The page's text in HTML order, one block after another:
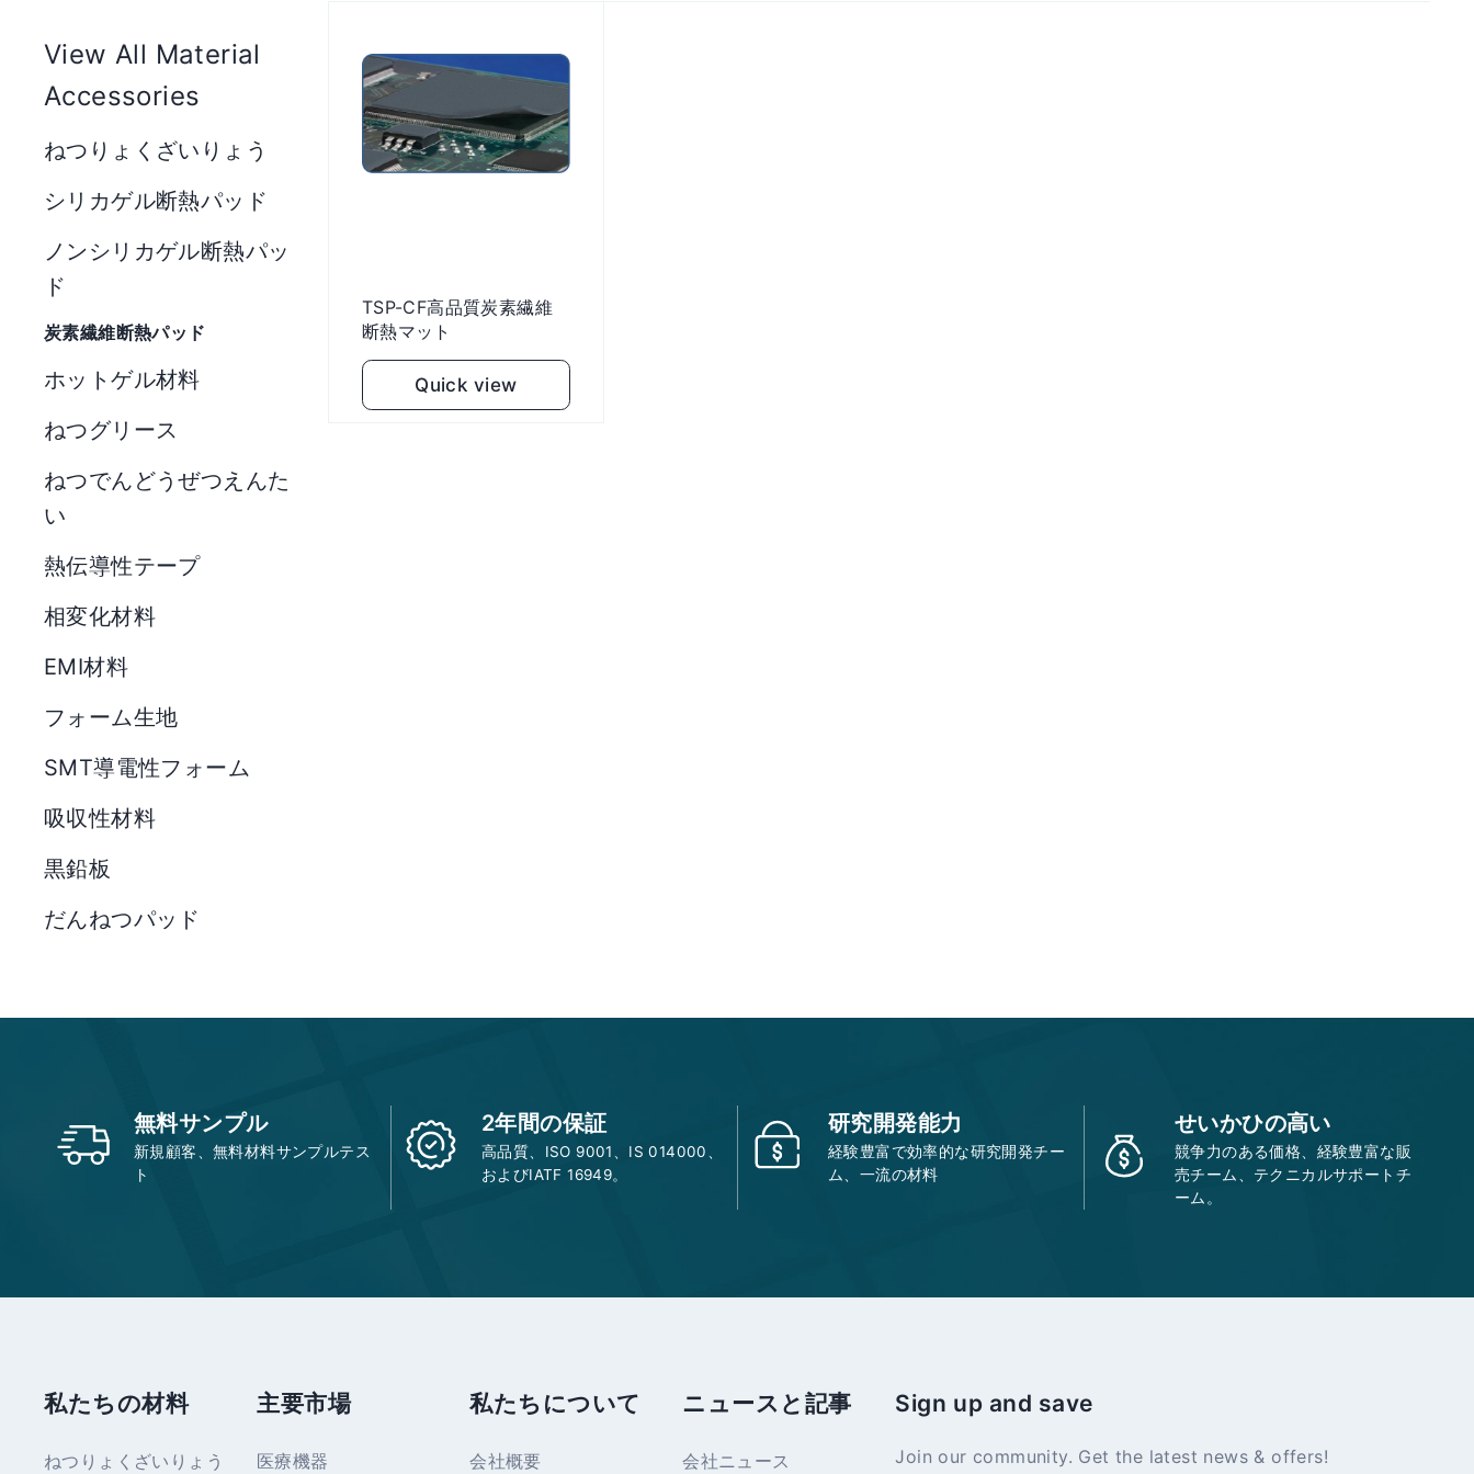
View All Material
Accessories
ねつりょくざいりょう
シリカゲル断熱パッド
ノンシリカゲル断熱パッ
ド
炭素繊維断熱パッド
ホットゲル材料
ねつグリース
ねつでんどうぜつえんた
い
熱伝導性テープ
相変化材料
EMI材料
フォーム生地
SMT導電性フォーム
吸収性材料
黒鉛板
だんねつパッド
TSP-CF高品質炭素繊維
断熱マット
Quick view
無料サンプル
新規顧客、無料材料サンプルテス
ト
2年間の保証
高品質、ISO 9001、IS 014000、
およびIATF 16949。
研究開発能力
経験豊富で効率的な研究開発チー
ム、一流の材料
せいかひの高い
競争力のある価格、経験豊富な販
売チーム、テクニカルサポートチ
ーム。
私たちの材料
ねつりょくざいりょう
主要市場
医療機器
私たちについて
会社概要
ニュースと記事
会社ニュース
Sign up and save
Join our community. Get the latest news & offers!